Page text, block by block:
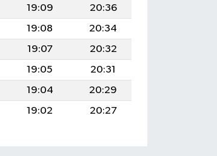
19:09
20:36
19:08
20:34
19:07
20:32
19:05
20:31
19:04
20:29
19:02 20:27